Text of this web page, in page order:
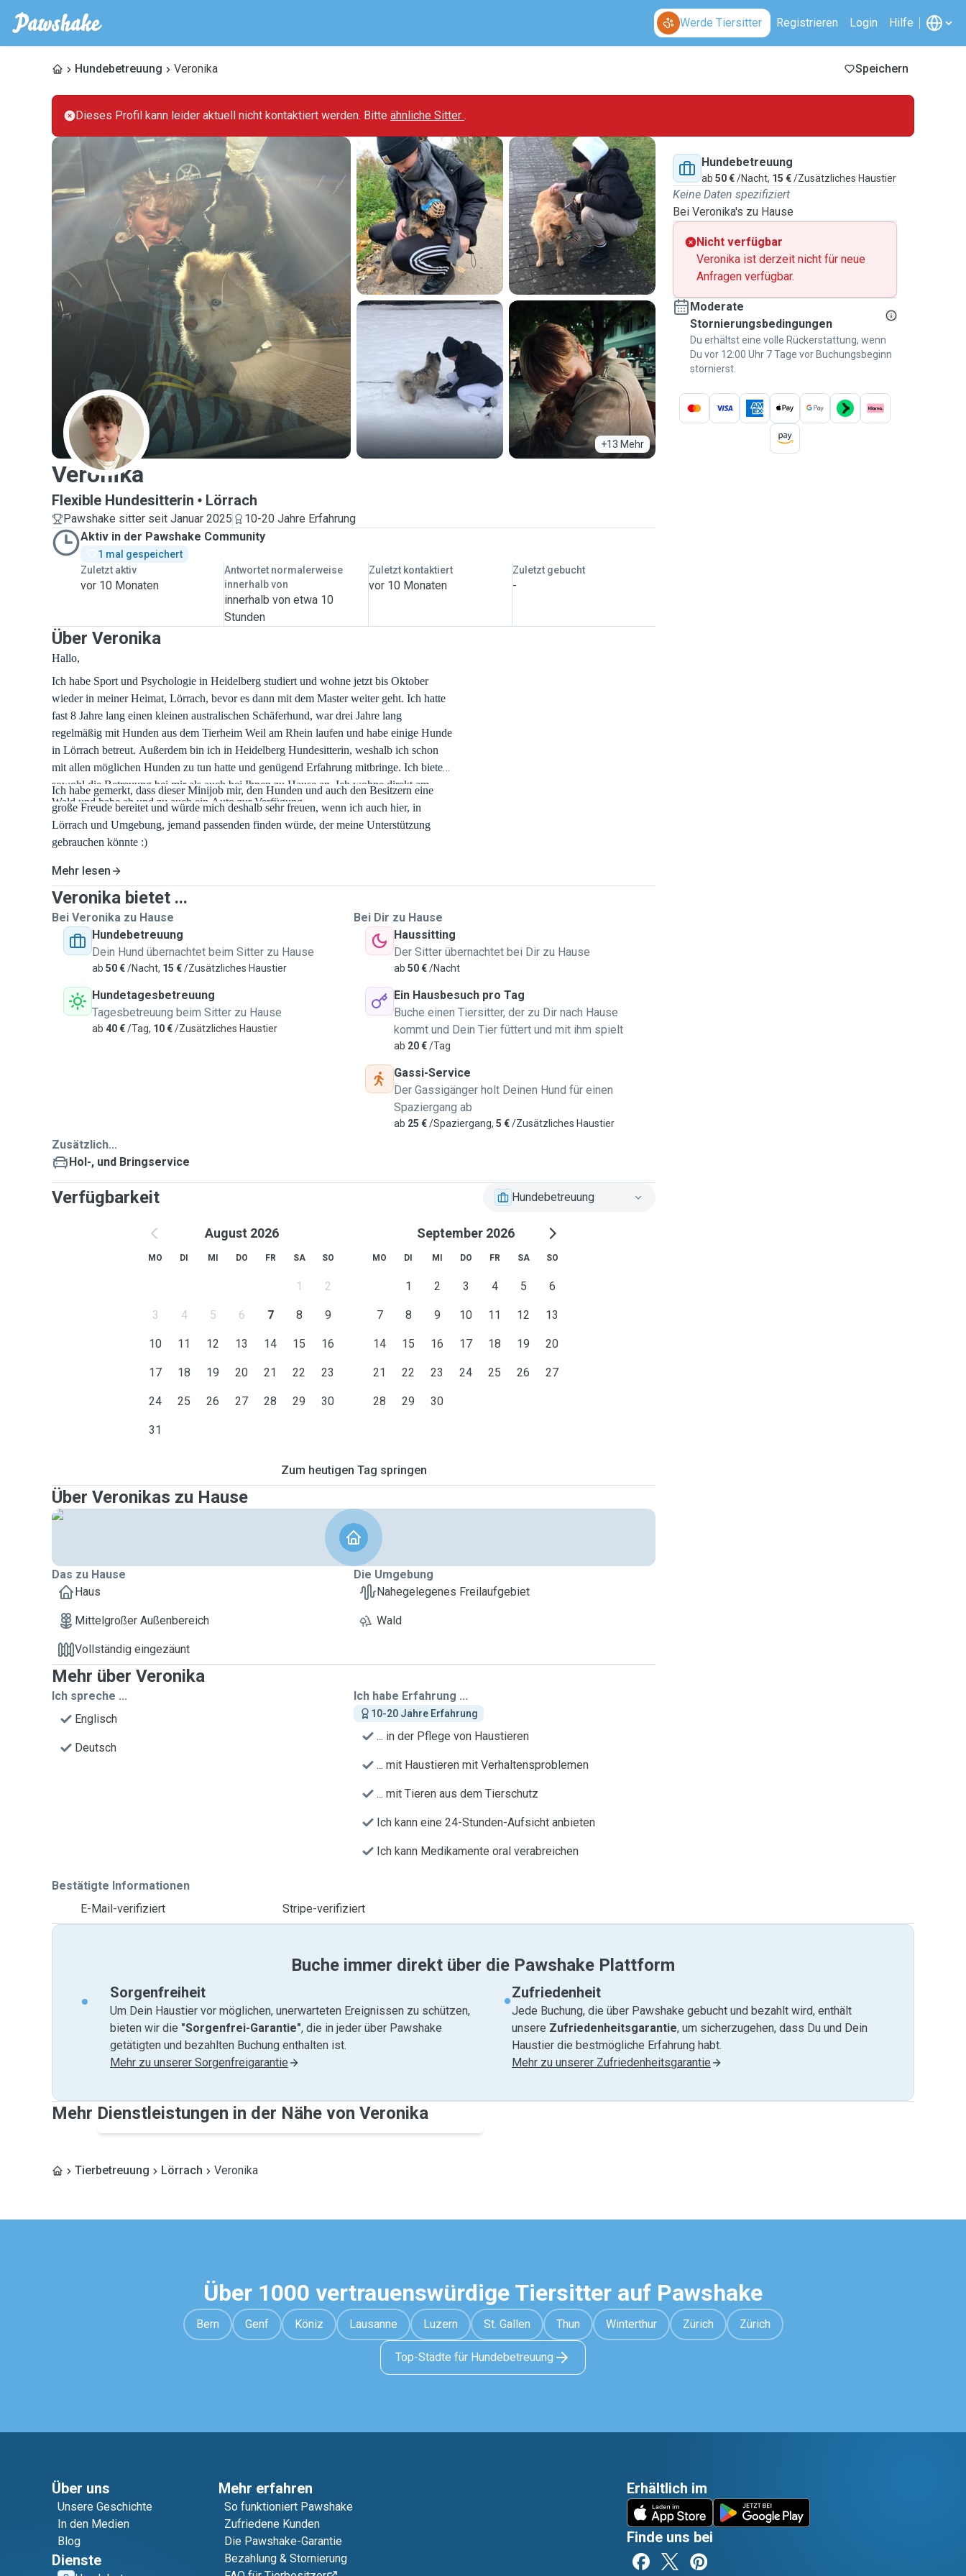
Werde Tiersitter Registrieren Login Hilfe
Hundebetreuung Veronika Speichern
Dieses Profil kann leider aktuell nicht kontaktiert werden. Bitte ähnliche Sitter .
+13 Mehr
V
Veronika
Flexible Hundesitterin Lörrach
Pawshake sitter seit Januar 2025
10-20 Jahre Erfahrung
Aktiv in der Pawshake Community
1 mal gespeichert
Zuletzt aktiv
vor 10 Monaten
Antwortet normalerweise
innerhalb von
innerhalb von etwa 10
Stunden
Zuletzt kontaktiert
vor 10 Monaten
Zuletzt gebucht
-
Über Veronika
Hallo,
Ich habe Sport und Psychologie in Heidelberg studiert und wohne jetzt bis Oktober
wieder in meiner Heimat, Lörrach, bevor es dann mit dem Master weiter geht. Ich hatte
fast 8 Jahre lang einen kleinen australischen Schäferhund, war drei Jahre lang
regelmäßig mit Hunden aus dem Tierheim Weil am Rhein laufen und habe einige Hunde
in Lörrach betreut. Außerdem bin ich in Heidelberg Hundesitterin, weshalb ich schon
mit allen möglichen Hunden zu tun hatte und genügend Erfahrung mitbringe. Ich biete
sowohl die Betreuung bei mir als auch bei Ihnen zu Hause an. Ich wohne direkt am
Wald und habe ab und zu auch ein Auto zur Verfügung.
Ich habe gemerkt, dass dieser Minijob mir, den Hunden und auch den Besitzern eine
große Freude bereitet und würde mich deshalb sehr freuen, wenn ich auch hier, in
Lörrach und Umgebung, jemand passenden finden würde, der meine Unterstützung
gebrauchen könnte :)
Mehr lesen
Veronika bietet ...
Bei Veronika zu Hause
Hundebetreuung
Dein Hund übernachtet beim Sitter zu Hause
ab 50 €/Nacht, 15 €/Zusätzliches Haustier
Hundetagesbetreuung
Tagesbetreuung beim Sitter zu Hause
ab 40 €/Tag, 10 €/Zusätzliches Haustier
Bei Dir zu Hause
Haussitting
Der Sitter übernachtet bei Dir zu Hause
ab 50 €/Nacht
Ein Hausbesuch pro Tag
Buche einen Tiersitter, der zu Dir nach Hause
kommt und Dein Tier füttert und mit ihm spielt
ab 20 €/Tag
Gassi-Service
Der Gassigänger holt Deinen Hund für einen
Spaziergang ab
ab 25 €/Spaziergang, 5 €/Zusätzliches Haustier
Zusätzlich...
Hol-, und Bringservice
Verfügbarkeit Hundebetreuung
August 2026
MO DI MI DO FR SA SO
1 2
3 4 5 6 7 8 9
10 11 12 13 14 15 16
17 18 19 20 21 22 23
24 25 26 27 28 29 30
31
September 2026
MO DI MI DO FR SA SO
1 2 3 4 5 6
7 8 9 10 11 12 13
14 15 16 17 18 19 20
21 22 23 24 25 26 27
28 29 30
Zum heutigen Tag springen
Über Veronikas zu Hause
Das zu Hause
Haus
Mittelgroßer Außenbereich
Vollständig eingezäunt
Die Umgebung
Nahegelegenes Freilaufgebiet
Wald
Mehr über Veronika
Ich spreche ...
Englisch
Deutsch
Ich habe Erfahrung ...
10-20 Jahre Erfahrung
... in der Pflege von Haustieren
... mit Haustieren mit Verhaltensproblemen
... mit Tieren aus dem Tierschutz
Ich kann eine 24-Stunden-Aufsicht anbieten
Ich kann Medikamente oral verabreichen
Bestätigte Informationen
E-Mail-verifiziert
Stripe-verifiziert
Hundebetreuung
ab 50 €/Nacht, 15 €/Zusätzliches Haustier
Keine Daten spezifiziert
Bei Veronika's zu Hause
Nicht verfügbar
Veronika ist derzeit nicht für neue
Anfragen verfügbar.
Moderate
Stornierungsbedingungen
Du erhältst eine volle Rückerstattung, wenn
Du vor 12:00 Uhr 7 Tage vor Buchungsbeginn
stornierst.
Buche immer direkt über die Pawshake Plattform
Sorgenfreiheit
Um Dein Haustier vor möglichen, unerwarteten Ereignissen zu schützen,
bieten wir die "Sorgenfrei-Garantie", die in jeder über Pawshake
getätigten und bezahlten Buchung enthalten ist.
Mehr zu unserer Sorgenfreigarantie
Zufriedenheit
Jede Buchung, die über Pawshake gebucht und bezahlt wird, enthält
unsere Zufriedenheitsgarantie, um sicherzugehen, dass Du und Dein
Haustier die bestmögliche Erfahrung habt.
Mehr zu unserer Zufriedenheitsgarantie
Mehr Dienstleistungen in der Nähe von Veronika
Tierbetreuung Lörrach Veronika
Über 1000 vertrauenswürdige Tiersitter auf Pawshake
Bern Genf Köniz Lausanne Luzern St. Gallen Thun Winterthur Zürich Zürich
Top-Städte für Hundebetreuung
Über uns
Unsere Geschichte
In den Medien
Blog
Dienste
Mehr erfahren
So funktioniert Pawshake
Zufriedene Kunden
Die Pawshake-Garantie
Bezahlung & Stornierung
Erhältlich im
Finde uns bei